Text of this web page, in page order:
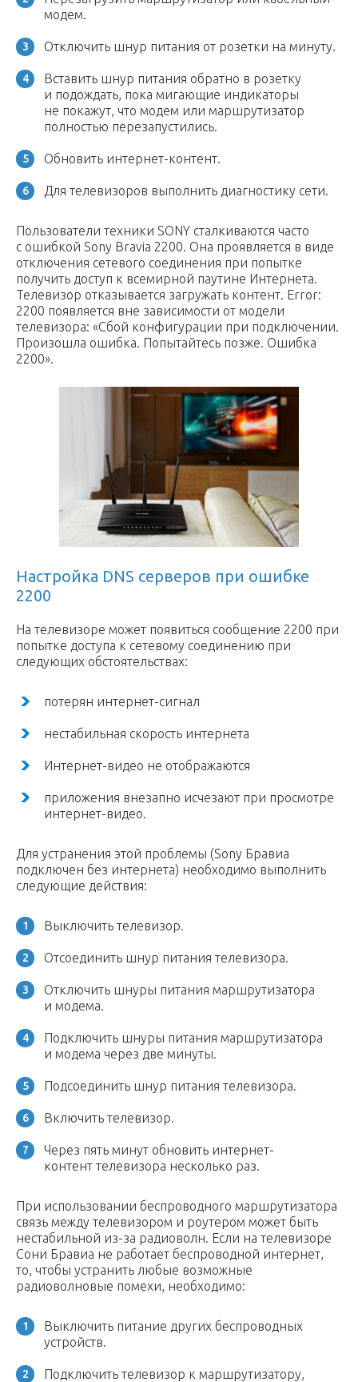
модем.
Отключить шнур питания от розетки на минуту.
Вставить шнур питания обратно в розетку
и подождать, пока мигающие индикаторы
не покажут, что модем или маршрутизатор
полностью перезапустились.
Обновить интернет-контент.
Для телевизоров выполнить диагностику сети.
Пользователи техники SONY сталкиваются часто
с ошибкой Sony Bravia 2200. Она проявляется в виде
отключения сетевого соединения при попытке
получить доступ к всемирной паутине Интернета.
Телевизор отказывается загружать контент. Error:
2200 появляется вне зависимости от модели
телевизора: «Сбой конфигурации при подключении.
Произошла ошибка. Попытайтесь позже. Ошибка
2200».
Настройка DNS серверов при ошибке
2200
На телевизоре может появиться сообщение 2200 при
попытке доступа к сетевому соединению при
следующих обстоятельствах:
потерян интернет-сигнал
нестабильная скорость интернета
Интернет-видео не отображаются
приложения внезапно исчезают при просмотре
интернет-видео.
Для устранения этой проблемы (Sony Бравиа
подключен без интернета) необходимо выполнить
следующие действия:
Выключить телевизор.
Отсоединить шнур питания телевизора.
Отключить шнуры питания маршрутизатора
и модема.
Подключить шнуры питания маршрутизатора
и модема через две минуты.
Подсоединить шнур питания телевизора.
Включить телевизор.
Через пять минут обновить интернет-
контент телевизора несколько раз.
При использовании беспроводного маршрутизатора
связь между телевизором и роутером может быть
нестабильной из-за радиоволн. Если на телевизоре
Сони Бравиа не работает беспроводной интернет,
то, чтобы устранить любые возможные
радиоволновые помехи, необходимо:
Выключить питание других беспроводных
устройств.
Подключить телевизор к маршрутизатору,